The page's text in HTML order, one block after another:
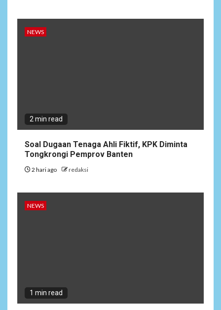
NEWS
2 min read
Soal Dugaan Tenaga Ahli Fiktif, KPK Diminta
Tongkrongi Pemprov Banten
2 hari ago redaksi
NEWS
1 min read